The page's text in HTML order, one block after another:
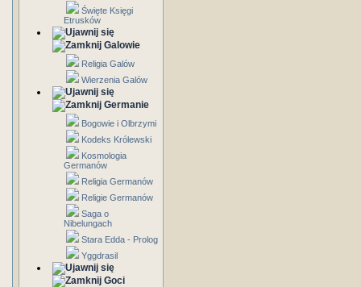
Święte Księgi
Etrusków
Galowie
Religia Galów
Wierzenia Galów
Germanie
Bogowie i Olbrzymi
Kodeks Królewski
Kosmologia
Germanów
Religia Germanów
Religie Germanów
Saga o
Nibelungach
Stara Edda - Prolog
Yggdrasil
Goci